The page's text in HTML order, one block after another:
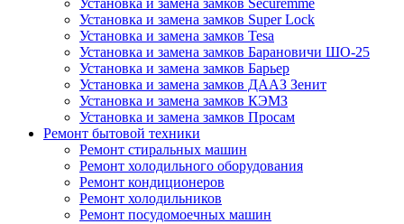
Установка и замена замков Securemme
Установка и замена замков Super Lock
Установка и замена замков Tesa
Установка и замена замков Барановичи ШО-25
Установка и замена замков Барьер
Установка и замена замков ДААЗ Зенит
Установка и замена замков КЭМЗ
Установка и замена замков Просам
Ремонт бытовой техники
Ремонт стиральных машин
Ремонт холодильного оборудования
Ремонт кондиционеров
Ремонт холодильников
Ремонт посудомоечных машин